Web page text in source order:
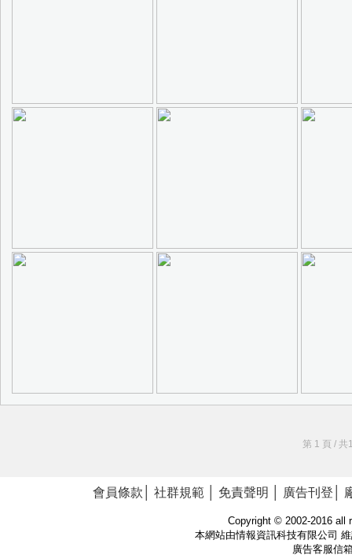
第 1 頁 /
會員條款 社群規範 免責聲明 廣告刊登
Copyright © 2002-2016 all
本網站由情報資訊科技有限公司
廣告客服信